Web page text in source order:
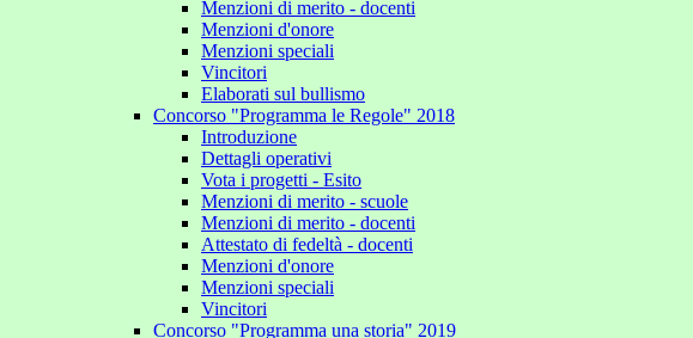
Menzioni di merito - docenti
Menzioni d'onore
Menzioni speciali
Vincitori
Elaborati sul bullismo
Concorso "Programma le Regole" 2018
Introduzione
Dettagli operativi
Vota i progetti - Esito
Menzioni di merito - scuole
Menzioni di merito - docenti
Attestato di fedeltà - docenti
Menzioni d'onore
Menzioni speciali
Vincitori
Concorso "Programma una storia" 2019